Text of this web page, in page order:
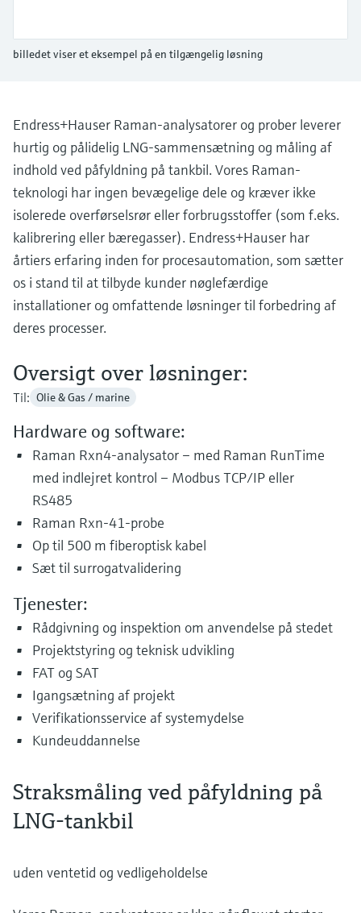
Device Viewer
Find produktspecifik information og
Find reservedele efter produktkategori,
ordrekode eller serienummer
Memosens-teknologi
Shop alle
billedet viser et eksempel på en tilgængelig løsning
Endress+Hauser Raman-analysatorer og prober leverer
hurtig og pålidelig LNG-sammensætning og måling af
indhold ved påfyldning på tankbil. Vores Raman-
teknologi har ingen bevægelige dele og kræver ikke
isolerede overførselsrør eller forbrugsstoffer (som f.eks.
kalibrering eller bæregasser). Endress+Hauser har
årtiers erfaring inden for procesautomation, som sætter
os i stand til at tilbyde kunder nøglefærdige
installationer og omfattende løsninger til forbedring af
deres processer.
Oversigt over løsninger:
Til: Olie & Gas / marine
Hardware og software:
Raman Rxn4-analysator – med Raman RunTime
med indlejret kontrol – Modbus TCP/IP eller
RS485
Raman Rxn-41-probe
Op til 500 m fiberoptisk kabel
Sæt til surrogatvalidering
Tjenester:
Rådgivning og inspektion om anvendelse på stedet
Projektstyring og teknisk udvikling
FAT og SAT
Igangsætning af projekt
Verifikationsservice af systemydelse
Kundeuddannelse
Straksmåling ved påfyldning på
LNG-tankbil
uden ventetid og vedligeholdelse